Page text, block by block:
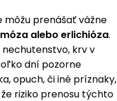
môžu prenášať vážne
alebo erlichióza.
krv v
dní pozorne
opuch, či iné príznaky,
riziko prenosu týchto